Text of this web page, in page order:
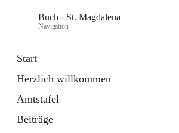
Buch - St. Magdalena
Navigation
Start
Herzlich willkommen
Amtstafel
Beiträge